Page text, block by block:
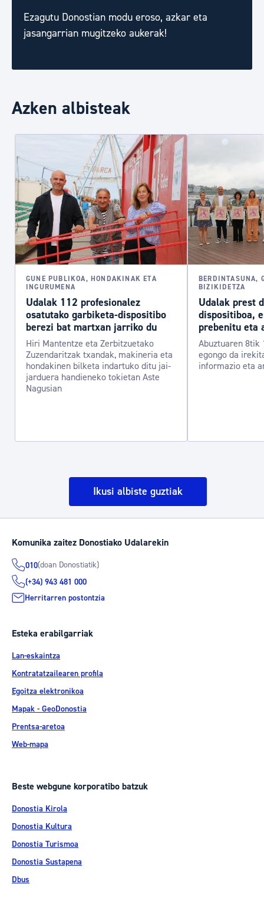
Ezagutu Donostian modu eroso, azkar eta
jasangarrian mugitzeko aukerak!
Azken albisteak
GUNE PUBLIKOA, HONDAKINAK ETA
INGURUMENA
Udalak 112 profesionalez
osatutako garbiketa-dispositibo
berezi bat martxan jarriko du
Hiri Mantentze eta Zerbitzuetako
Zuzendaritzak txandak, makineria eta
hondakinen bilketa indartuko ditu jai-
jarduera handieneko tokietan Aste
Nagusian
BERDINTASUNA,
BIZIKIDETZA
Udalak prest
dispositiboa,
prebenitu eta
Abuztuaren 8tik
egongo da
informazio eta
Ikusi albiste guztiak
Komunika zaitez Donostiako Udalarekin
010(doan Donostiatik)
(+34) 943 481 000
Herritarren postontzia
Esteka erabilgarriak
Lan-eskaintza
Kontratatzailearen profila
Egoitza elektronikoa
Mapak - GeoDonostia
Prentsa-aretoa
Web-mapa
Beste webgune korporatibo batzuk
Donostia Kirola
Donostia Kultura
Donostia Turismoa
Donostia Sustapena
Dbus